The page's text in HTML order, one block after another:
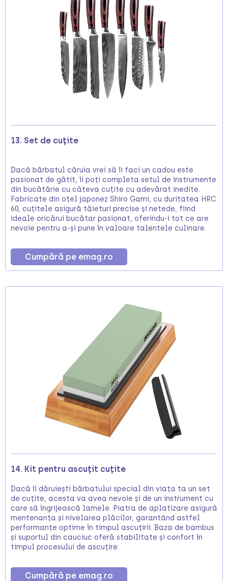
13. Set de cuțite
Dacă bărbatul căruia vrei să îi faci un cadou este
pasionat de gătit, îi poți completa setul de instrumente
din bucătărie cu câteva cuțite cu adevărat inedite.
Fabricate din oțel japonez Shiro Gami, cu duritatea HRC
60, cuțitele asigură tăieturi precise și netede, fiind
ideale oricărui bucătar pasionat, oferindu-i tot ce are
nevoie pentru a-și pune în valoare talentele culinare.
Cumpără pe emag.ro
14. Kit pentru ascuțit cuțite
Dacă îi dăruiești bărbatului special din viața ta un set
de cuțite, acesta va avea nevoie și de un instrument cu
care să îngrijească lamele. Piatra de aplatizare asigură
mentenanța și nivelarea plăcilor, garantând astfel
performanțe optime în timpul ascuțirii. Baza de bambus
și suportul din cauciuc oferă stabilitate și confort în
timpul procesului de ascuțire.
Cumpără pe emag.ro